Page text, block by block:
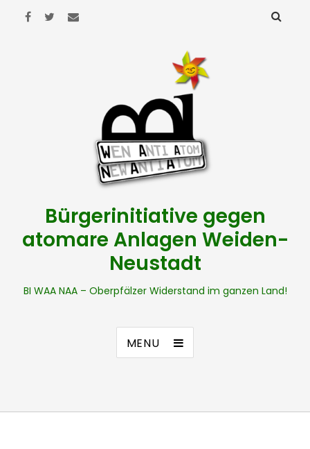
Bürgerinitiative gegen
atomare Anlagen Weiden-
Neustadt
BI WAA NAA – Oberpfälzer Widerstand im ganzen Land!
MENU